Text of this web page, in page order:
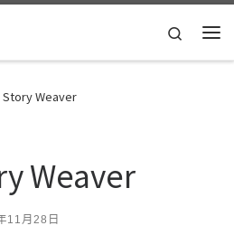
Search
Weaver
Weaver
11月28日